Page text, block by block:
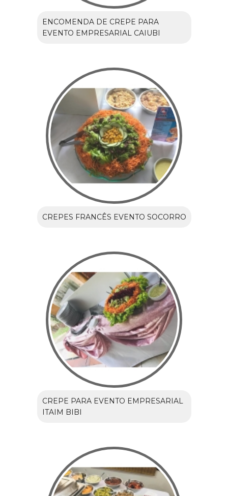
ENCOMENDA DE CREPE PARA
EVENTO EMPRESARIAL CAIUBI
CREPES FRANCÊS EVENTO SOCORRO
CREPE PARA EVENTO EMPRESARIAL
ITAIM BIBI